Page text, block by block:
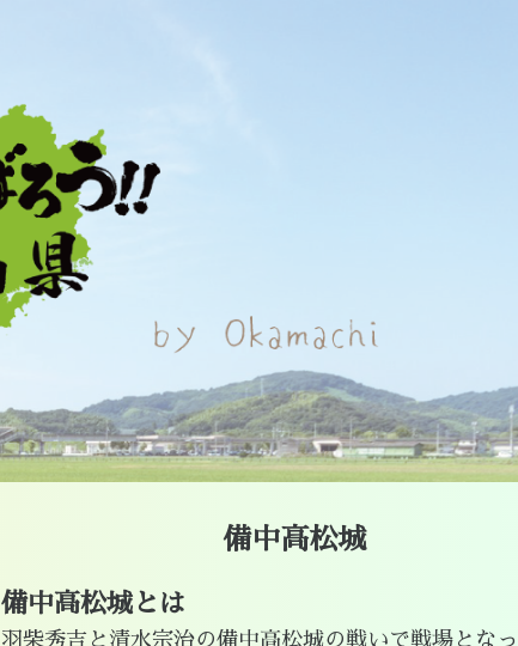
備中高松城
備中高松城とは
羽柴秀吉と清水宗治の備中高松城の戦いで戦場とな